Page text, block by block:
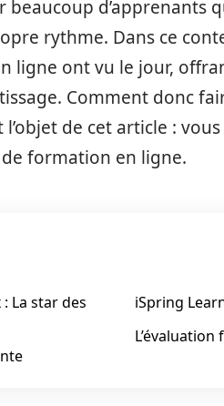
d’apprenants
rythme. Dans ce
ligne ont vu le jour,
Comment donc
l’objet de cet article :
formation en ligne.
La star des
iSpring
L’évaluation